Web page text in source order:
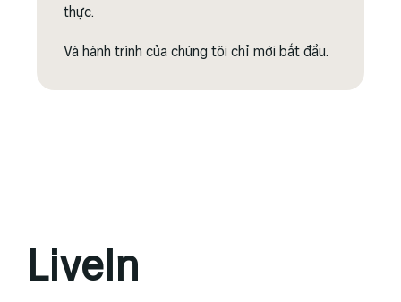
thực.
Và hành trình của chúng tôi chỉ mới bắt đầu.
LiveIn